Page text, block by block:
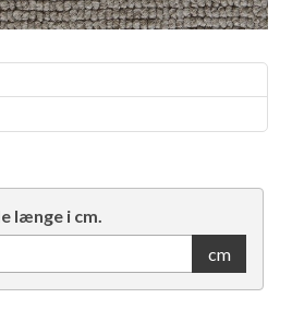
længe i cm.
cm